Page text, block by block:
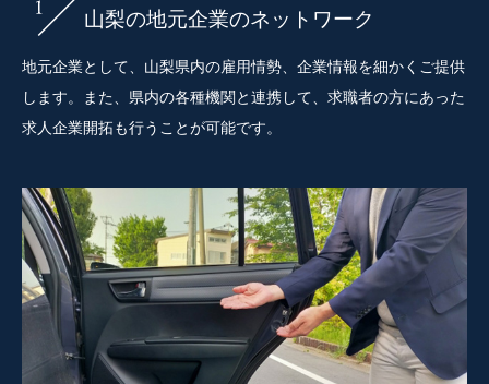
山梨の地元企業のネットワーク
地元企業として、山梨県内の雇用情勢、企業情報を細かくご提供
します。また、県内の各種機関と連携して、求職者の方にあった
求人企業開拓も行うことが可能です。